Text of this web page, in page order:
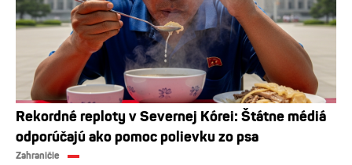
Rekordné reploty v Severnej Kórei: Štátne médiá
odporúčajú ako pomoc polievku zo psa
Zahraničie